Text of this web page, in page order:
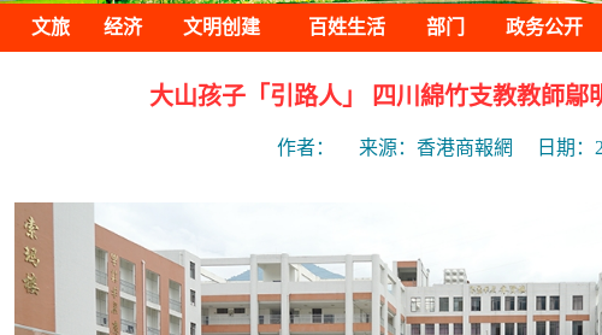
文旅 经济 文明创建 百姓生活 部门 政务公开
大山孩子「引路人」 四川綿竹支教教師鄔
作者： 来源：香港商報網 日期：